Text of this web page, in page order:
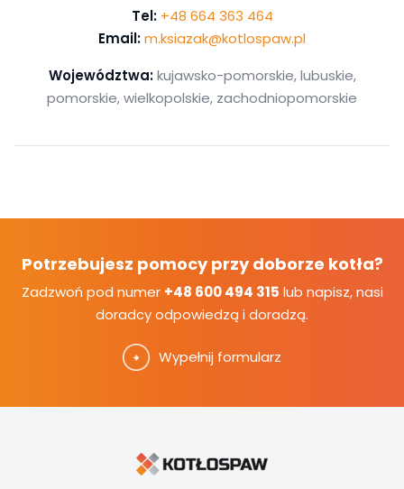
Tel: +48 664 363 464
Email:m.ksiazak@kotlospaw.pl
Województwa:kujawsko-pomorskie, lubuskie,
pomorskie, wielkopolskie, zachodniopomorskie
Potrzebujesz pomocy przy doborze kotła?
Zadzwoń pod numer +48 600 494 315 lub napisz, nasi
doradcy odpowiedzą i doradzą.
Wypełnij formularz